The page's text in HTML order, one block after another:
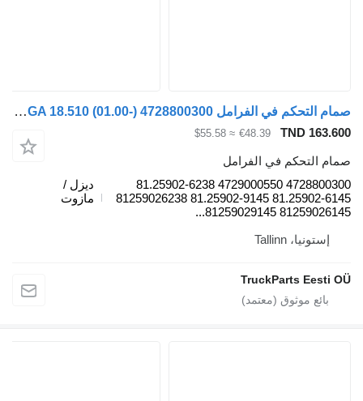
صمام التحكم في الفرامل WABCO TGA 18.510 (01.00-) 4728800300 لـ السيارات القاطرة MAN 4-series, TGA (1993-2009)
TND
€48.39
≈ $55.58
التحكم في الفرامل
4728800300 4729000550 81.25902-6238
81.25902-6145 81.25902-9145 81259026238
81259026145
ديزل /
مازوت
إستونيا، Tallinn
TruckParts Eesti